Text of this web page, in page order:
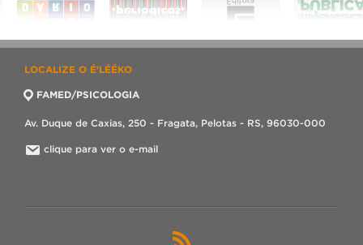
LOCALIZE O É'LÉÉKO
FAMED/PSICOLOGIA
Av. Duque de Caxias, 250 - Fragata, Pelotas - RS, 96030-000
clique para ver o e-mail